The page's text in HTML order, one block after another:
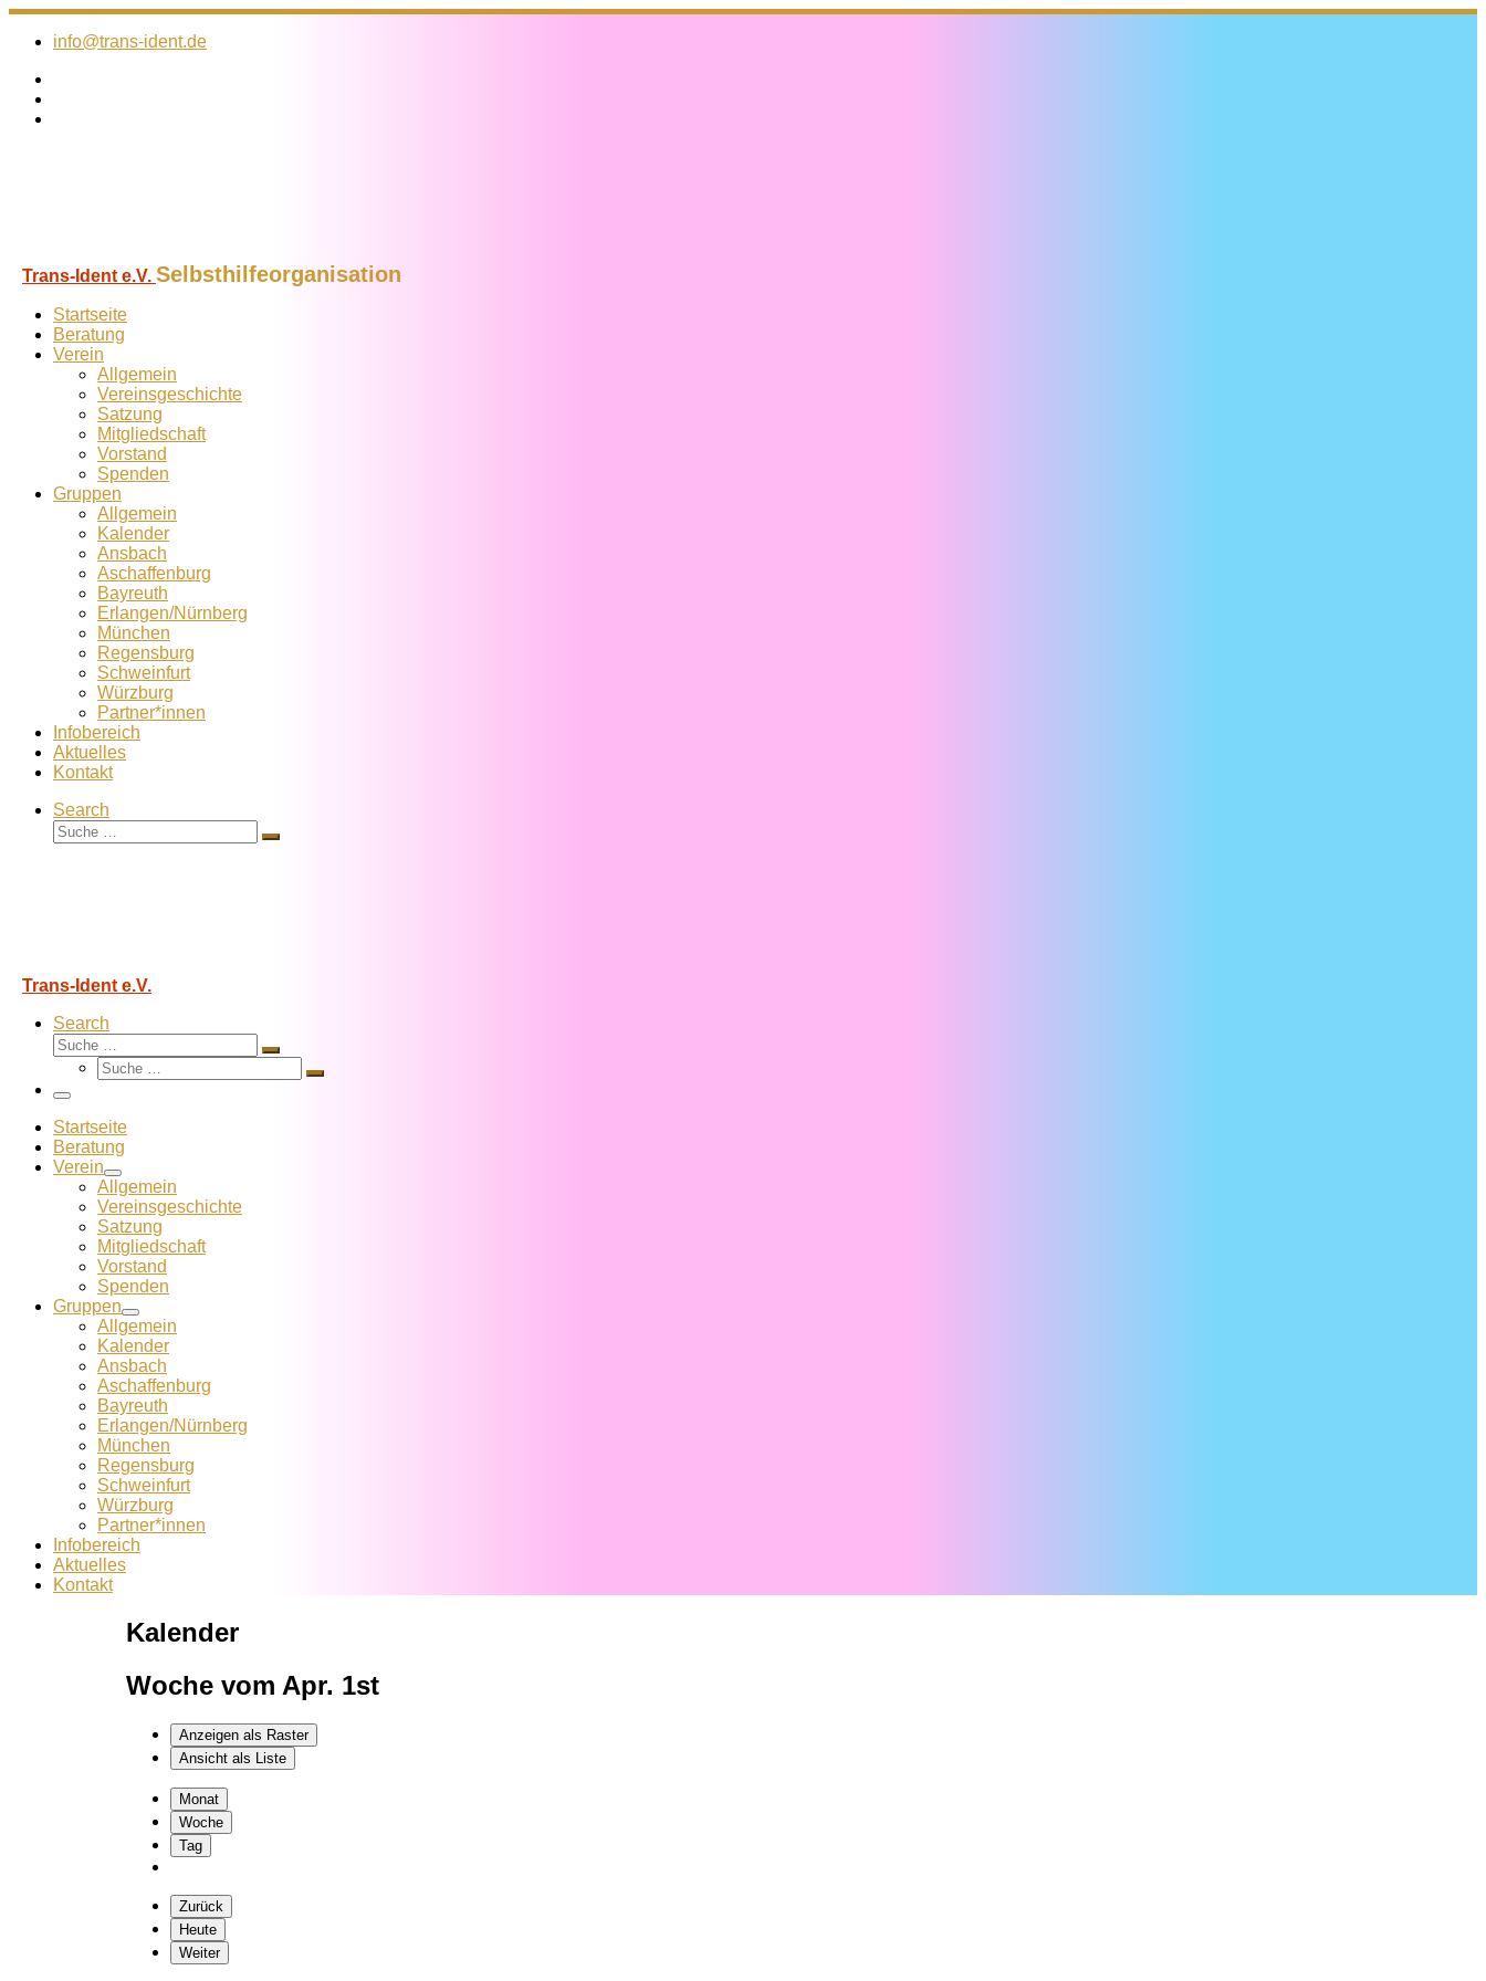
Zum
Inhalt
info@trans-ident.de
Trans-Ident e.V. Selbsthilfeorganisation
Startseite
Beratung
Verein
Allgemein
Vereins­geschichte
Satzung
Mitglied­schaft
Vorstand
Spenden
Gruppen
Allgemein
Kalender
Ansbach
Aschaffenburg
Bayreuth
Erlangen/Nürnberg
München
Regensburg
Schweinfurt
Würzburg
Partner*innen
Infobereich
Aktuelles
Kontakt
Search
Suche
Suche
Trans-Ident e.V.
Search
Suche
Suche
Suche
Suche
Menü
Startseite
Beratung
Verein
Allgemein
Vereins­geschichte
Satzung
Mitglied­schaft
Vorstand
Spenden
Gruppen
Allgemein
Kalender
Ansbach
Aschaffenburg
Bayreuth
Erlangen/Nürnberg
München
Regensburg
Schweinfurt
Würzburg
Partner*innen
Infobereich
Aktuelles
Kontakt
Kalender
Woche vom Apr. 1st
Anzeigen als Raster
Ansicht als Liste
Monat
Woche
Tag
Zurück
Heute
Weiter